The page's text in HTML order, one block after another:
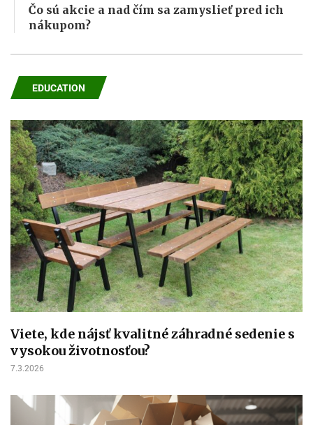
Čo sú akcie a nad čím sa zamyslieť pred ich
nákupom?
EDUCATION
Viete, kde nájsť kvalitné záhradné sedenie s
vysokou životnosťou?
7.3.2026